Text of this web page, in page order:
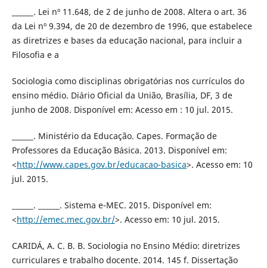
______. Lei nº 11.648, de 2 de junho de 2008. Altera o art. 36
da Lei nº 9.394, de 20 de dezembro de 1996, que estabelece
as diretrizes e bases da educação nacional, para incluir a
Filosofia e a
Sociologia como disciplinas obrigatórias nos currículos do
ensino médio. Diário Oficial da União, Brasília, DF, 3 de
junho de 2008. Disponível em: Acesso em : 10 jul. 2015.
______. Ministério da Educação. Capes. Formação de
Professores da Educação Básica. 2013. Disponível em:
<http://www.capes.gov.br/educacao-basica>. Acesso em: 10
jul. 2015.
______. ______. Sistema e-MEC. 2015. Disponível em:
<http://emec.mec.gov.br/>. Acesso em: 10 jul. 2015.
CARIDÁ, A. C. B. B. Sociologia no Ensino Médio: diretrizes
curriculares e trabalho docente. 2014. 145 f. Dissertação